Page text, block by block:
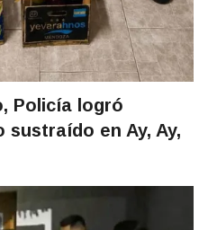
Policía logró
en Ay, Ay,